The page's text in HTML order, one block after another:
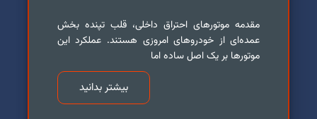
مقدمه موتورهای احتراق داخلی، قلب تپنده بخش
عمده‌ای از خودروهای امروزی هستند. عملکرد این
موتورها بر یک اصل ساده اما
بیشتر بدانید